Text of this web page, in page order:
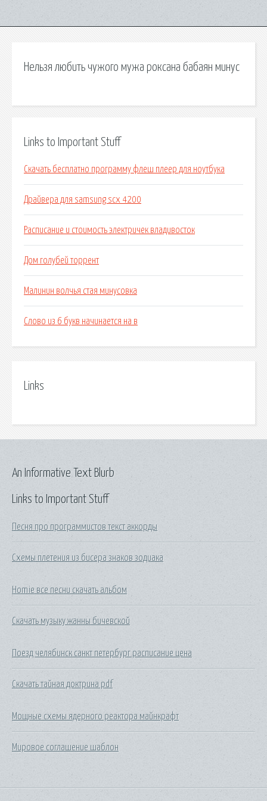
Нельзя любить чужого мужа роксана бабаян минус
Links to Important Stuff
Скачать бесплатно программу флеш плеер для ноутбука
Драйвера для samsung scx 4200
Расписание и стоимость электричек владивосток
Дом голубей торрент
Малинин волчья стая минусовка
Слово из 6 букв начинается на в
Links
Links to Important Stuff
Песня про программистов текст аккорды
Схемы плетения из бисера знаков зодиака
Homie все песни скачать альбом
Скачать музыку жанны бичевской
Поезд челябинск санкт петербург расписание цена
Скачать тайная доктрина pdf
Мощные схемы ядерного реактора майнкрафт
Мировое соглашение шаблон
An Informative Text Blurb